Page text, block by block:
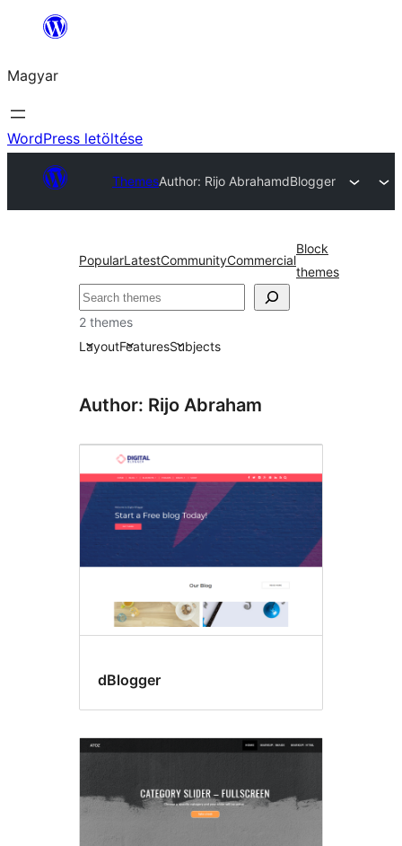
Ugrás
tartalomhoz
Magyar
WordPress letöltése
ThemesAuthor: Rijo AbrahamdBlogger
PopularLatestCommunityCommercial
Block
themes
Keresés
2 themes
LayoutFeaturesSubjects
Author: Rijo Abraham
dBlogger